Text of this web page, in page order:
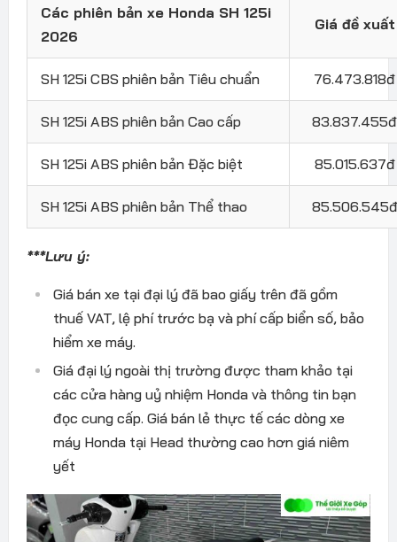
Các phiên bản xe Honda SH 125i
2026
Giá đề xuất
SH 125i CBS phiên bản Tiêu chuẩn 76.473.818đ
SH 125i ABS phiên bản Cao cấp 83.837.455đ
SH 125i ABS phiên bản Đặc biệt 85.015.637đ
SH 125i ABS phiên bản Thể thao 85.506.545đ
***Lưu ý:
Giá bán xe tại đại lý đã bao giấy trên đã gồm
thuế VAT, lệ phí trước bạ và phí cấp biển số, bảo
hiểm xe máy.
Giá đại lý ngoài thị trường được tham khảo tại
các cửa hàng uỷ nhiệm Honda và thông tin bạn
đọc cung cấp. Giá bán lẻ thực tế các dòng xe
máy Honda tại Head thường cao hơn giá niêm
yết